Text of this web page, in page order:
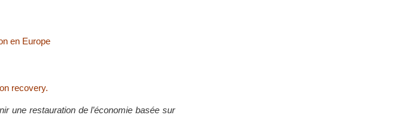
en Europe
recovery.
une restauration de l’économie basée sur